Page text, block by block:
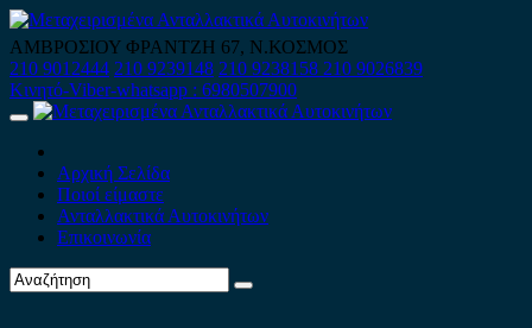
Skip
to
content
ΑΜΒΡΟΣΙΟΥ ΦΡΑΝΤΖΗ 67, Ν.ΚΟΣΜΟΣ
210 9012444 210 9239148 210 9238158 210 9026839
Κινητό-Viber-whatsapp : 6980507900
Primary
Αρχική Σελίδα
Ποιοί είμαστε
Ανταλλακτικά Αυτοκινήτων
Επικοινωνία